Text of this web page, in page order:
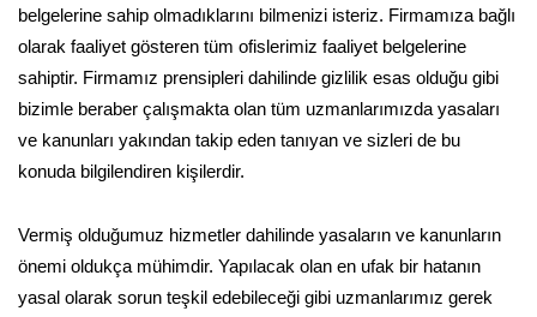
belgelerine sahip olmadıklarını bilmenizi isteriz. Firmamıza bağlı
olarak faaliyet gösteren tüm ofislerimiz faaliyet belgelerine
sahiptir. Firmamız prensipleri dahilinde gizlilik esas olduğu gibi
bizimle beraber çalışmakta olan tüm uzmanlarımızda yasaları
ve kanunları yakından takip eden tanıyan ve sizleri de bu
konuda bilgilendiren kişilerdir.
Vermiş olduğumuz hizmetler dahilinde yasaların ve kanunların
önemi oldukça mühimdir. Yapılacak olan en ufak bir hatanın
yasal olarak sorun teşkil edebileceği gibi uzmanlarımız gerek